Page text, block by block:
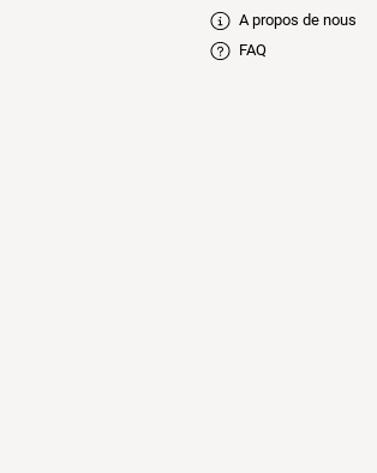
A propos de nous
FAQ